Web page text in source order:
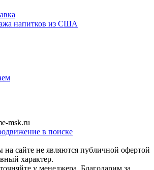
напитков из США
msk.ru
в поиске
не являются публичной офертой
характер.
у менеджера. Благодарим за